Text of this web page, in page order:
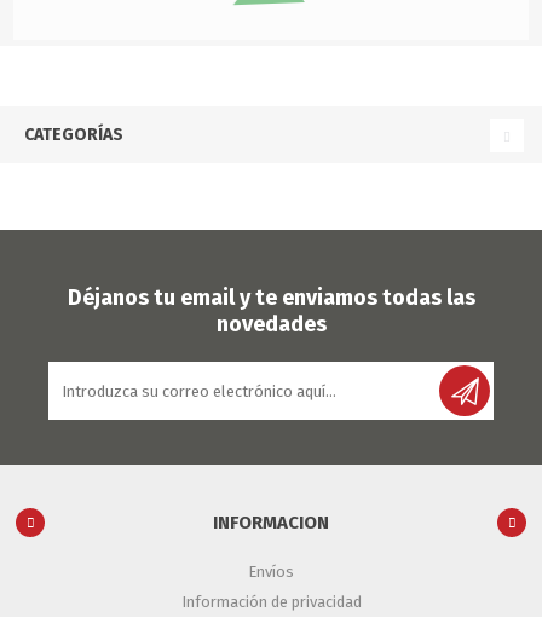
CATEGORÍAS
Déjanos tu email y te enviamos todas las
novedades
INFORMACION
Envíos
Información de privacidad